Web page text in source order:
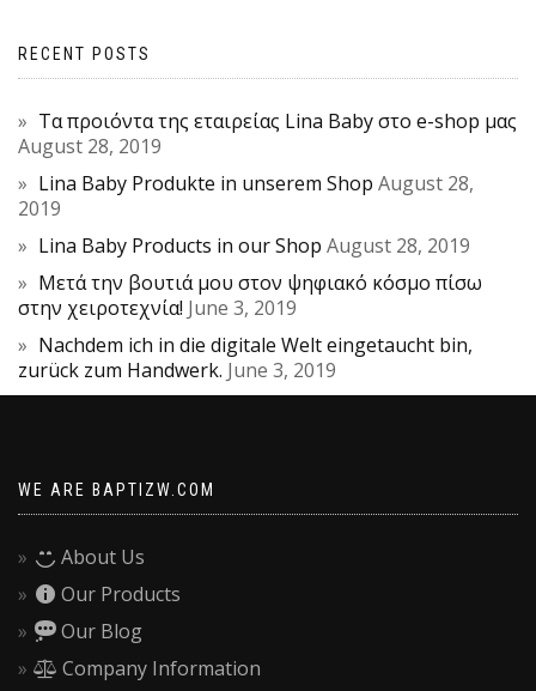
RECENT POSTS
Τα προιόντα της εταιρείας Lina Baby στο e-shop μας
August 28, 2019
Lina Baby Produkte in unserem Shop August 28,
2019
Lina Baby Products in our Shop August 28, 2019
Μετά την βουτιά μου στον ψηφιακό κόσμο πίσω
στην χειροτεχνία! June 3, 2019
Nachdem ich in die digitale Welt eingetaucht bin,
zurück zum Handwerk. June 3, 2019
WE ARE BAPTIZW.COM
About Us
Our Products
Our Blog
Company Information